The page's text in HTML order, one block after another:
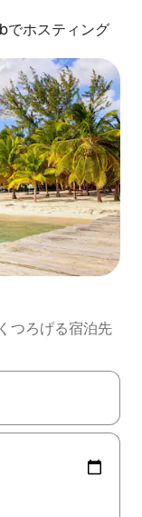
でホスティング
つろげる宿泊先
を使って移動するか